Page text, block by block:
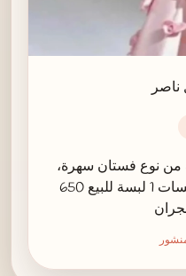
ناصر
نوع فستان سهرة،
حجم S، لون زهري، عدد لبسات 1 لبسة للبيع 650